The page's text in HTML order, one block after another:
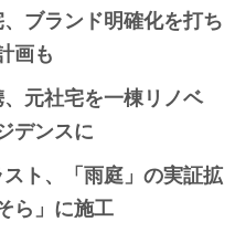
ブランド明確化を打ち
画も
元社宅を一棟リノベ
デンスに
ト、「雨庭」の実証拡
ら」に施工